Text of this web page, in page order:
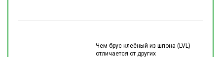
Чем брус клеёный из шпона (LVL)
отличается от других